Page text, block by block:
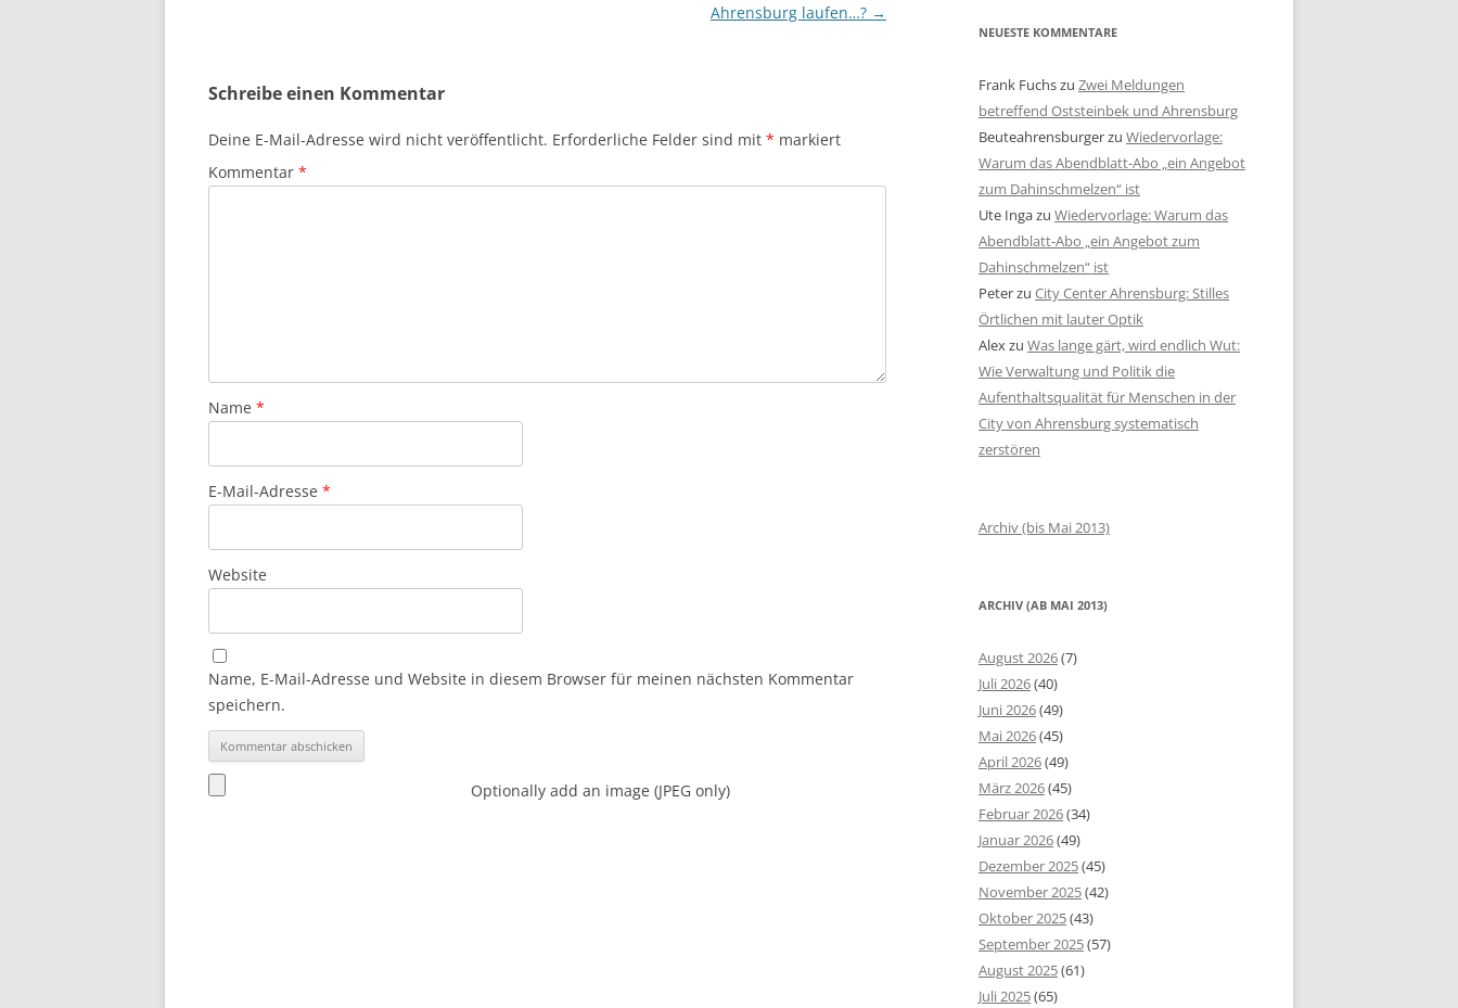
Ahrensburg laufen…? →
Schreibe einen Kommentar
Deine E-Mail-Adresse wird nicht veröffentlicht. Erforderliche Felder sind mit * markiert
Kommentar *
Name *
E-Mail-Adresse *
Website
Name, E-Mail-Adresse und Website in diesem Browser für meinen nächsten Kommentar
speichern.
Optionally add an image (JPEG only)
NEUESTE KOMMENTARE
Frank Fuchszu Zwei Meldungen
betreffend Oststeinbek und Ahrensburg
Beuteahrensburgerzu Wiedervorlage:
Warum das Abendblatt-Abo „ein Angebot
zum Dahinschmelzen“ ist
Ute Ingazu Wiedervorlage: Warum das
Abendblatt-Abo „ein Angebot zum
Dahinschmelzen“ ist
Peterzu City Center Ahrensburg: Stilles
Örtlichen mit lauter Optik
Alexzu Was lange gärt, wird endlich Wut:
Wie Verwaltung und Politik die
Aufenthaltsqualität für Menschen in der
City von Ahrensburg systematisch
zerstören
Archiv (bis Mai 2013)
ARCHIV (AB MAI 2013)
August 2026(7)
Juli 2026(40)
Juni 2026(49)
Mai 2026(45)
April 2026(49)
März 2026(45)
Februar 2026(34)
Januar 2026(49)
Dezember 2025(45)
November 2025(42)
Oktober 2025(43)
September 2025(57)
August 2025(61)
Juli 2025(65)